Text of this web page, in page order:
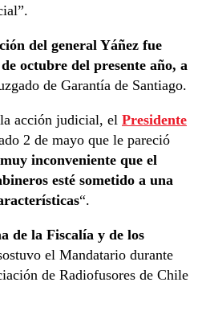
del general Yáñez fue
octubre del presente año, a
de Garantía de Santiago.
acción judicial, el Presidente
2 de mayo que le pareció
inconveniente que el
esté sometido a una
“.
de la Fiscalía y de los
el Mandatario durante
de Radiofusores de Chile